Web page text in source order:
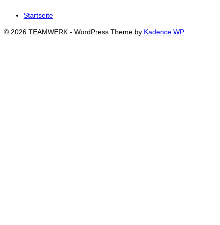
Startseite
© 2026 TEAMWERK - WordPress Theme by Kadence WP